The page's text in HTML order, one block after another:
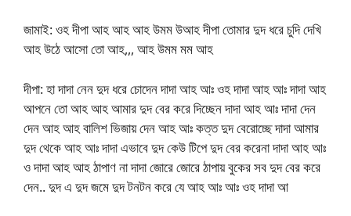
জামাই: ওহ দীপা আহ আহ আহ উমম উআহ দীপা তোমার দুদ ধরে চুদি দেখি
আহ উঠে আসো তো আহ,,, আহ উমম মম আহ
দীপা: হা দাদা নেন দুদ ধরে চোদেন দাদা আহ আঃ ওহ দাদা আহ আঃ দাদা আহ
আপনে তো আহ আহ আমার দুদ বের করে দিচ্ছেন দাদা আহ আঃ দাদা দেন
দেন আহ আহ বালিশ ভিজায় দেন আহ আঃ কত্ত দুদ বেরোচ্ছে দাদা আমার
দুদ থেকে আহ আঃ দাদা এভাবে দুদ কেউ টিপে দুদ বের করেনা দাদা আহ আঃ
ও দাদা আহ আহ ঠাপাণ না দাদা জোরে জোরে ঠাপায় বুকের সব দুদ বের করে
দেন.. দুদ এ দুদ জমে দুদ টনটন করে যে আহ আঃ আঃ ওহ দাদা আ